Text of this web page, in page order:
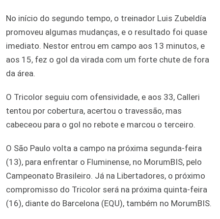
No início do segundo tempo, o treinador Luis Zubeldía
promoveu algumas mudanças, e o resultado foi quase
imediato. Nestor entrou em campo aos 13 minutos, e
aos 15, fez o gol da virada com um forte chute de fora
da área.
O Tricolor seguiu com ofensividade, e aos 33, Calleri
tentou por cobertura, acertou o travessão, mas
cabeceou para o gol no rebote e marcou o terceiro.
O São Paulo volta a campo na próxima segunda-feira
(13), para enfrentar o Fluminense, no MorumBIS, pelo
Campeonato Brasileiro. Já na Libertadores, o próximo
compromisso do Tricolor será na próxima quinta-feira
(16), diante do Barcelona (EQU), também no MorumBIS.